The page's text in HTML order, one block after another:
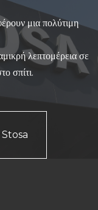
μια πολύτιμη
λεπτομέρεια σε
σπίτι.
Stosa